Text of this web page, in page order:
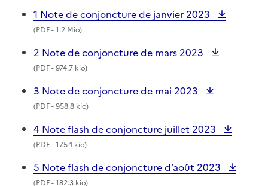
1 Note de conjoncture de janvier 2023
(PDF- 1.2 Mio)
2 Note de conjoncture de mars 2023
(PDF- 974.7 kio)
3 Note de conjoncture de mai 2023
(PDF- 958.8 kio)
4 Note flash de conjoncture juillet 2023
(PDF- 175.4 kio)
5 Note flash de conjoncture d’août 2023
(PDF- 182.3 kio)